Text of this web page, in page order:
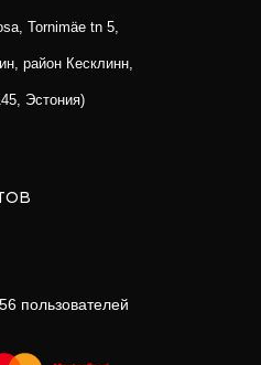
Tornimäe tn 5,
район Кесклинн,
Эстония)
пользователей